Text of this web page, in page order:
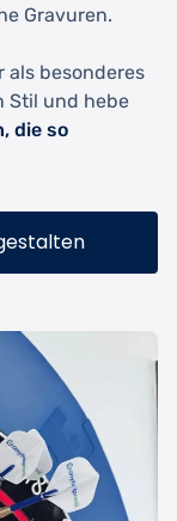
Gravuren.
als besonderes
Stil und hebe
die so